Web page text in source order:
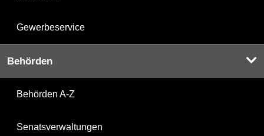
Gewerbeservice
Behörden
Behörden A-Z
Senatsverwaltungen